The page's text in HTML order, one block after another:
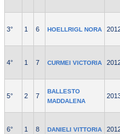
3° 1 6 HOELLRIGL NORA
4° 1 7 CURMEI VICTORIA
5° 2 7
BALLESTO
MADDALENA
6° 1 8 DANIELI VITTORIA